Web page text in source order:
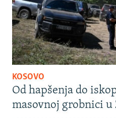
KOSOVO
Od hapšenja do
masovnoj grobnici u